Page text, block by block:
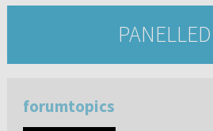
forumtopics